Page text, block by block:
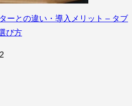
ーとの違い・導入メリット – タブ
び方